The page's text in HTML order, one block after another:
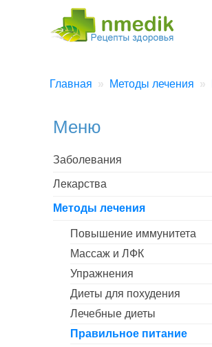
Главная Методы лечения
Меню
Заболевания
Лекарства
Методы лечения
Повышение иммунитета
Массаж и ЛФК
Упражнения
Диеты для похудения
Лечебные диеты
Правильное питание